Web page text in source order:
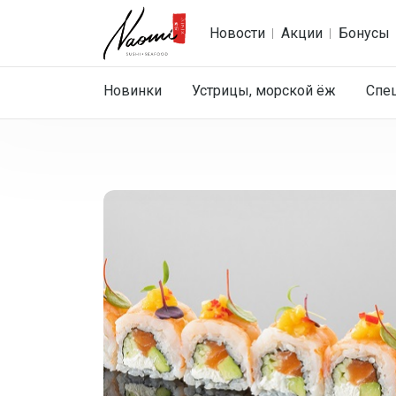
Новости Акции Бонусы
Новинки Устрицы, морской ёж